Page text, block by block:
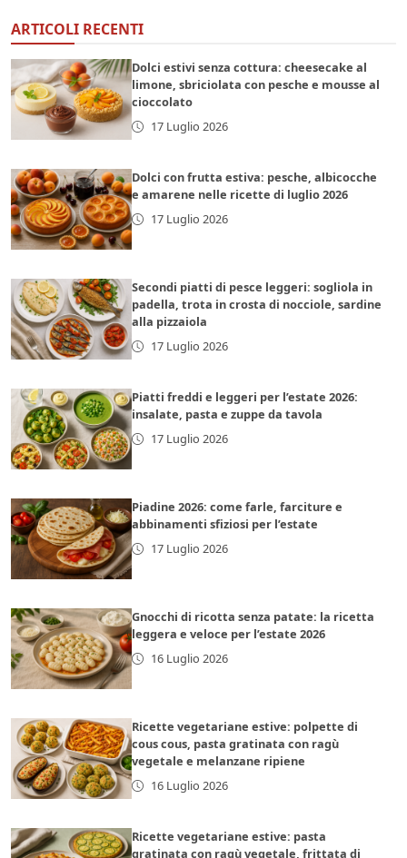
ARTICOLI RECENTI
Dolci estivi senza cottura: cheesecake al
limone, sbriciolata con pesche e mousse al
cioccolato
17 Luglio 2026
Dolci con frutta estiva: pesche, albicocche
e amarene nelle ricette di luglio 2026
17 Luglio 2026
Secondi piatti di pesce leggeri: sogliola in
padella, trota in crosta di nocciole, sardine
alla pizzaiola
17 Luglio 2026
Piatti freddi e leggeri per l’estate 2026:
insalate, pasta e zuppe da tavola
17 Luglio 2026
Piadine 2026: come farle, farciture e
abbinamenti sfiziosi per l’estate
17 Luglio 2026
Gnocchi di ricotta senza patate: la ricetta
leggera e veloce per l’estate 2026
16 Luglio 2026
Ricette vegetariane estive: polpette di
cous cous, pasta gratinata con ragù
vegetale e melanzane ripiene
16 Luglio 2026
Ricette vegetariane estive: pasta
gratinata con ragù vegetale, frittata di